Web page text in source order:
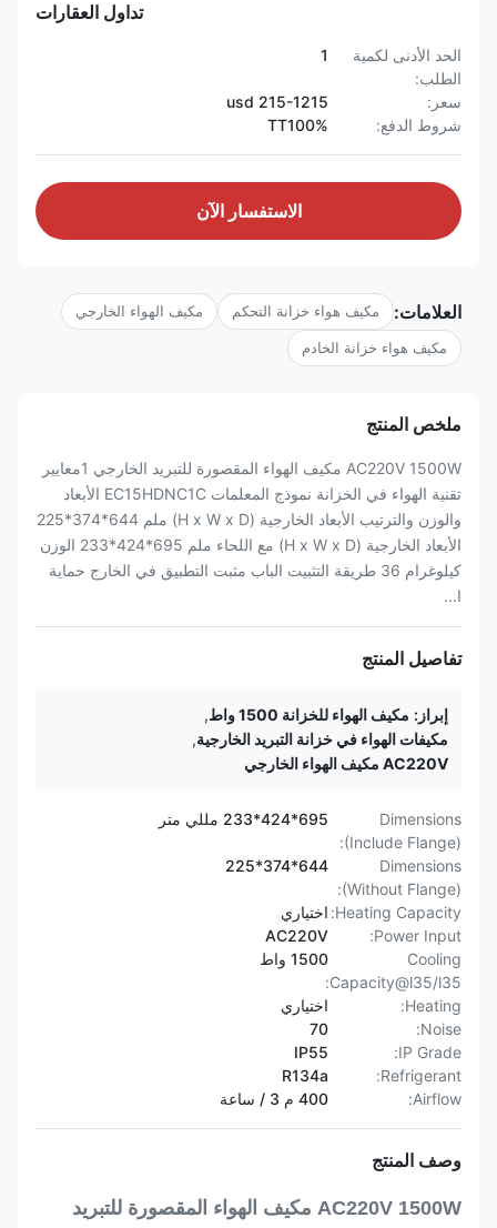
تداول العقارات
الحد الأدنى لكمية
الطلب:
1
سعر:
215-1215 usd
شروط الدفع:
TT100%
الاستفسار الآن
العلامات: مكيف هواء خزانة التحكم مكيف الهواء الخارجي
مكيف هواء خزانة الخادم
ملخص المنتج
AC220V 1500W مكيف الهواء المقصورة للتبريد الخارجي 1معايير
تقنية الهواء في الخزانة نموذج المعلمات EC15HDNC1C الأبعاد
والوزن والترتيب الأبعاد الخارجية (H x W x D) ملم 644*374*225
الأبعاد الخارجية (H x W x D) مع اللحاء ملم 695*424*233 الوزن
كيلوغرام 36 طريقة التثبيت الباب مثبت التطبيق في الخارج حماية
ا...
تفاصيل المنتج
إبراز: مكيف الهواء للخزانة 1500 واط
,
مكيفات الهواء في خزانة التبريد الخارجية,
AC220V مكيف الهواء الخارجي
Dimensions
(Include Flange):
695*424*233 مللي متر
Dimensions
(Without Flange):
644*374*225
Heating Capacity: اختياري
Power Input:
AC220V
Cooling
Capacity@l35/l35:
1500 واط
Heating:
اختياري
Noise:
70
IP Grade:
IP55
Refrigerant:
R134a
Airflow:
400 م 3 / ساعة
وصف المنتج
AC220V 1500W مكيف الهواء المقصورة للتبريد